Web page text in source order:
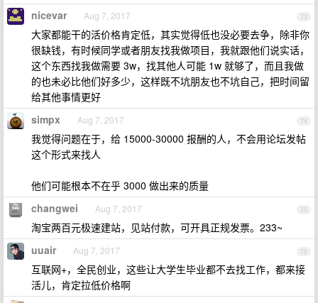
73
nicevar Aug 7, 2017
大家都能干的活价格肯定低，其实觉得低也没必要去争，除非你
很缺钱，有时候同学或者朋友找我做项目，我就跟他们说实话，
这个东西找我做需要 3w，找其他人可能 1w 就够了，而且我做
的也未必比他们好多少，这样既不坑朋友也不坑自己，把时间留
给其他事情更好
74
simpx Aug 7, 2017
我觉得问题在于，给 15000-30000 报酬的人，不会用论坛发帖
这个形式来找人
他们可能根本不在乎 3000 做出来的质量
75
changwei Aug 7, 2017
淘宝两百元极速建站，见站付款，可开具正规发票。233~
76
uuair Aug 7, 2017
互联网+，全民创业，这些让大学生毕业都不去找工作，都来接
活儿，肯定拉低价格啊